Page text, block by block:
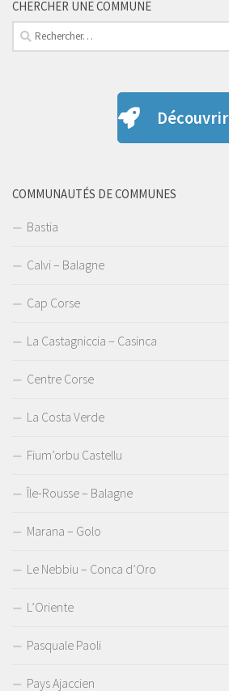
CHERCHER UNE COMMUNE
Rechercher :
Découvrir
COMMUNAUTÉS DE COMMUNES
Bastia
Calvi – Balagne
Cap Corse
La Castagniccia – Casinca
Centre Corse
La Costa Verde
Fium’orbu Castellu
Île-Rousse – Balagne
Marana – Golo
Le Nebbiu – Conca d’Oro
L’Oriente
Pasquale Paoli
Pays Ajaccien